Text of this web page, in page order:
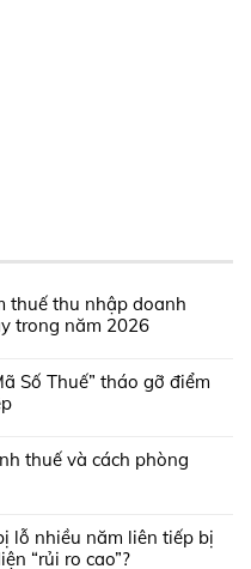
thuế thu nhập doanh
trong năm 2026
Số Thuế” tháo gỡ điểm
thuế và cách phòng
lỗ nhiều năm liên tiếp bị
“rủi ro cao”?